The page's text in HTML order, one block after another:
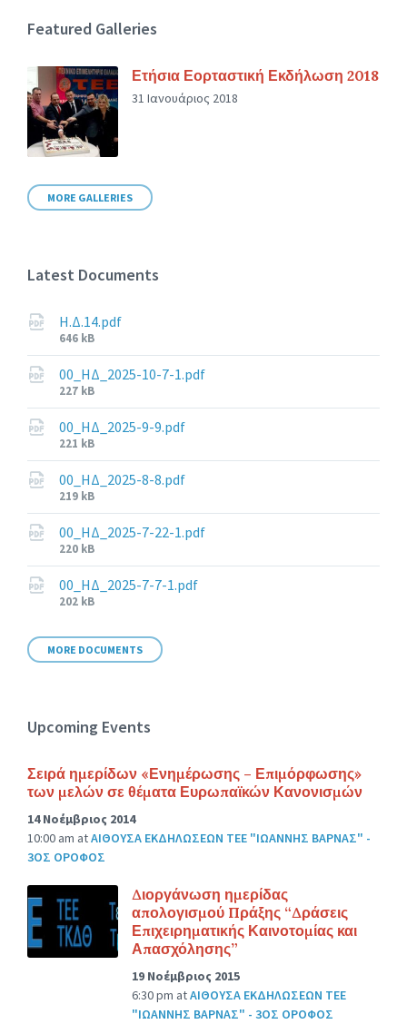
Featured Galleries
Ετήσια Εορταστική Εκδήλωση 2018
31 Ιανουάριος 2018
MORE GALLERIES
Latest Documents
Η.Δ.14.pdf
File
size:
646 kB
00_ΗΔ_2025-10-7-1.pdf
File
size:
227 kB
00_ΗΔ_2025-9-9.pdf
File
size:
221 kB
00_ΗΔ_2025-8-8.pdf
File
size:
219 kB
00_ΗΔ_2025-7-22-1.pdf
File
size:
220 kB
00_ΗΔ_2025-7-7-1.pdf
File
202 kB
MORE DOCUMENTS
Upcoming Events
Σειρά ημερίδων «Ενημέρωσης – Επιμόρφωσης»
των μελών σε θέματα Ευρωπαϊκών Κανονισμών
14 Νοέμβριος 2014
10:00 am atΑΙΘΟΥΣΑ ΕΚΔΗΛΩΣΕΩΝ ΤΕΕ "ΙΩΑΝΝΗΣ ΒΑΡΝΑΣ" -
3ΟΣ ΟΡΟΦΟΣ
Διοργάνωση ημερίδας
απολογισμού Πράξης “Δράσεις
Επιχειρηματικής Καινοτομίας και
Απασχόλησης”
19 Νοέμβριος 2015
6:30 pm atΑΙΘΟΥΣΑ ΕΚΔΗΛΩΣΕΩΝ ΤΕΕ
"ΙΩΑΝΝΗΣ ΒΑΡΝΑΣ" - 3ΟΣ ΟΡΟΦΟΣ